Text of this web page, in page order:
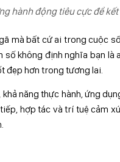
hành động tiêu cực để
mà bất cứ ai trong cuộc
không định nghĩa bạn là
đẹp hơn trong tương lai.
năng thực hành, ứng
hợp tác và trí tuệ cảm